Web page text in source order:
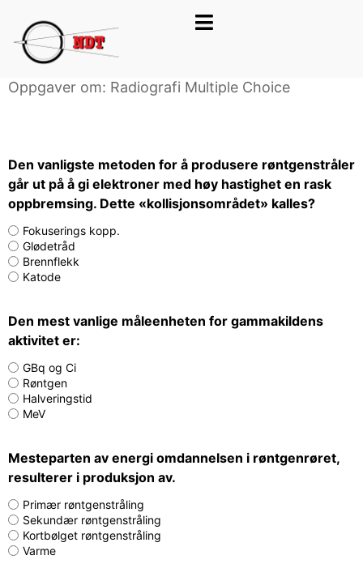
Choice
Oppgaver om: Radiografi Multiple Choice
Den vanligste metoden for å produsere røntgenstråler
går ut på å gi elektroner med høy hastighet en rask
oppbremsing. Dette «kollisjonsområdet» kalles?
Fokuserings kopp.
Glødetråd
Brennflekk
Katode
Den mest vanlige måleenheten for gammakildens
aktivitet er:
GBq og Ci
Røntgen
Halveringstid
MeV
Mesteparten av energi omdannelsen i røntgenrøret,
resulterer i produksjon av.
Primær røntgenstråling
Sekundær røntgenstråling
Kortbølget røntgenstråling
Varme